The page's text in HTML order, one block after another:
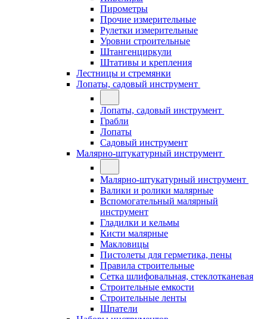
Пирометры
Прочие измерительные
Рулетки измерительные
Уровни строительные
Штангенциркули
Штативы и крепления
Лестницы и стремянки
Лопаты, садовый инструмент
Лопаты, садовый инструмент
Грабли
Лопаты
Садовый инструмент
Малярно-штукатурный инструмент
Малярно-штукатурный инструмент
Валики и ролики малярные
Вспомогательный малярный
инструмент
Гладилки и кельмы
Кисти малярные
Макловицы
Пистолеты для герметика, пены
Правила строительные
Сетка шлифовальная, стеклотканевая
Строительные емкости
Строительные ленты
Шпатели